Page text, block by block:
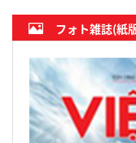
フォト雑誌(紙